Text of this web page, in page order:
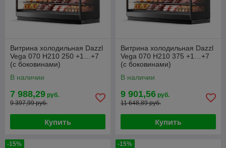
Витрина холодильная Dazzl
Vega 070 H210 250 +1…+7
(с боковинами)
В наличии
7 988,29 руб.
9 397,99 руб.
Купить
Витрина холодильная Dazzl
Vega 070 H210 375 +1…+7
(с боковинами)
В наличии
9 901,56 руб.
11 648,89 руб.
Купить
-15% -15%